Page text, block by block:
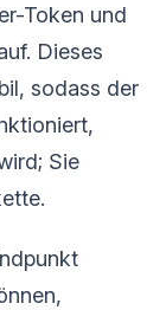
Token und
Dieses
sodass der
Sie